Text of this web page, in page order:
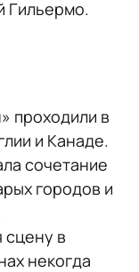
Гильермо.
проходили в
и Канаде.
сочетание
городов и
сцену в
некогда